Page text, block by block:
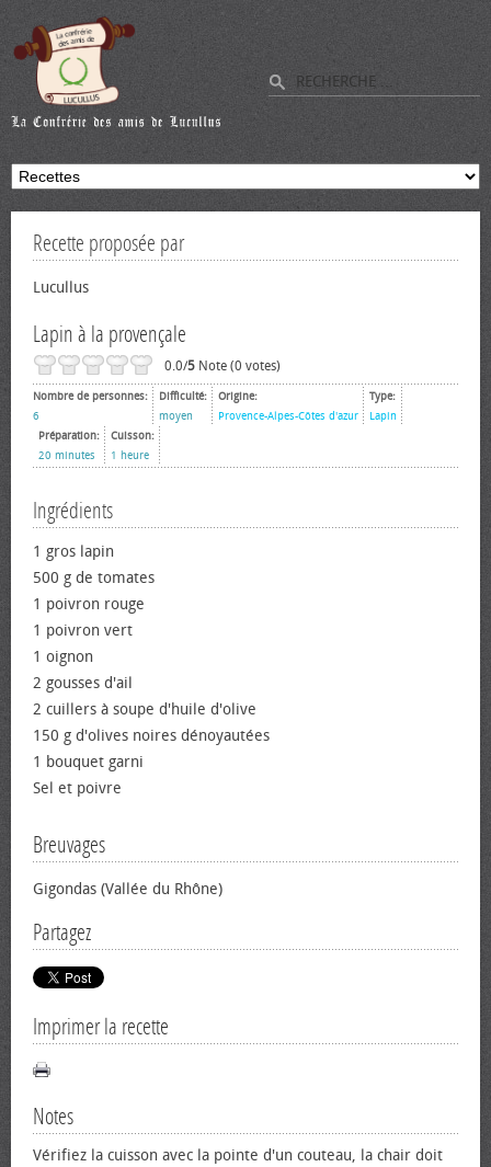
Recette proposée par
Lucullus
Lapin à la provençale
0.0/5 Note (0 votes)
Nombre de personnes:
6
Difficulté:
moyen
Origine:
Provence-Alpes-Côtes d'azur
Type:
Lapin
Préparation:
20 minutes
Cuisson:
1 heure
Ingrédients
1 gros lapin
500 g de tomates
1 poivron rouge
1 poivron vert
1 oignon
2 gousses d'ail
2 cuillers à soupe d'huile d'olive
150 g d'olives noires dénoyautées
1 bouquet garni
Sel et poivre
Breuvages
Gigondas (Vallée du Rhône)
Partagez
Imprimer la recette
Notes
Vérifiez la cuisson avec la pointe d'un couteau, la chair doit